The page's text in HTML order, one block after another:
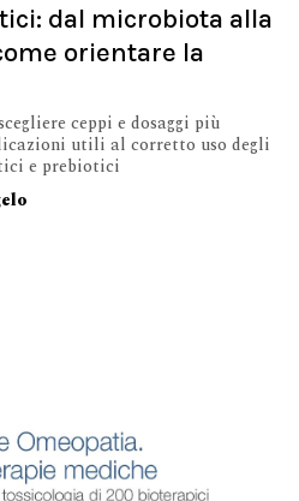
dal microbiota alla
orientare la
ceppi e dosaggi più
utili al corretto uso degli
e prebiotici